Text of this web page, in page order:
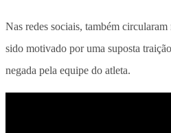
Nas redes sociais, também
sido motivado por uma suposta
negada pela equipe do atleta.